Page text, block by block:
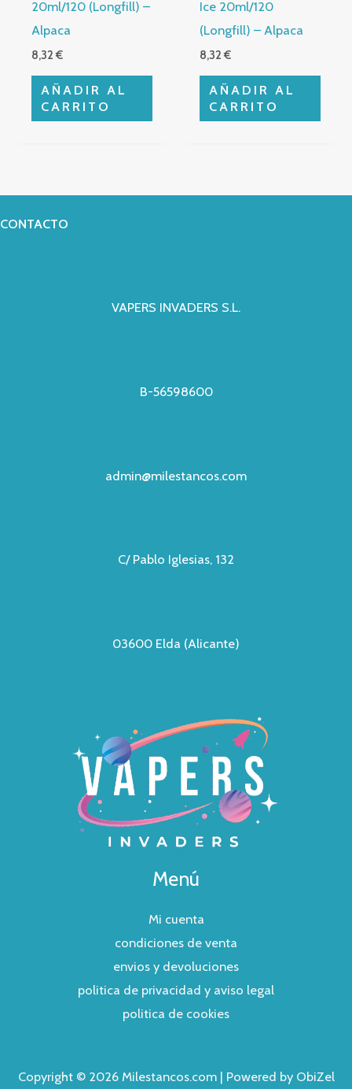
20ml/120 (Longfill) –
Alpaca
8,32€
AÑADIR AL
CARRITO
Ice 20ml/120
(Longfill) – Alpaca
8,32€
AÑADIR AL
CARRITO
CONTACTO
VAPERS INVADERS S.L.
B-56598600
admin@milestancos.com
C/ Pablo Iglesias, 132
03600 Elda (Alicante)
Menú
Mi cuenta
condiciones de venta
envios y devoluciones
politica de privacidad y aviso legal
politica de cookies
Copyright © 2026 Milestancos.com | Powered by ObiZel